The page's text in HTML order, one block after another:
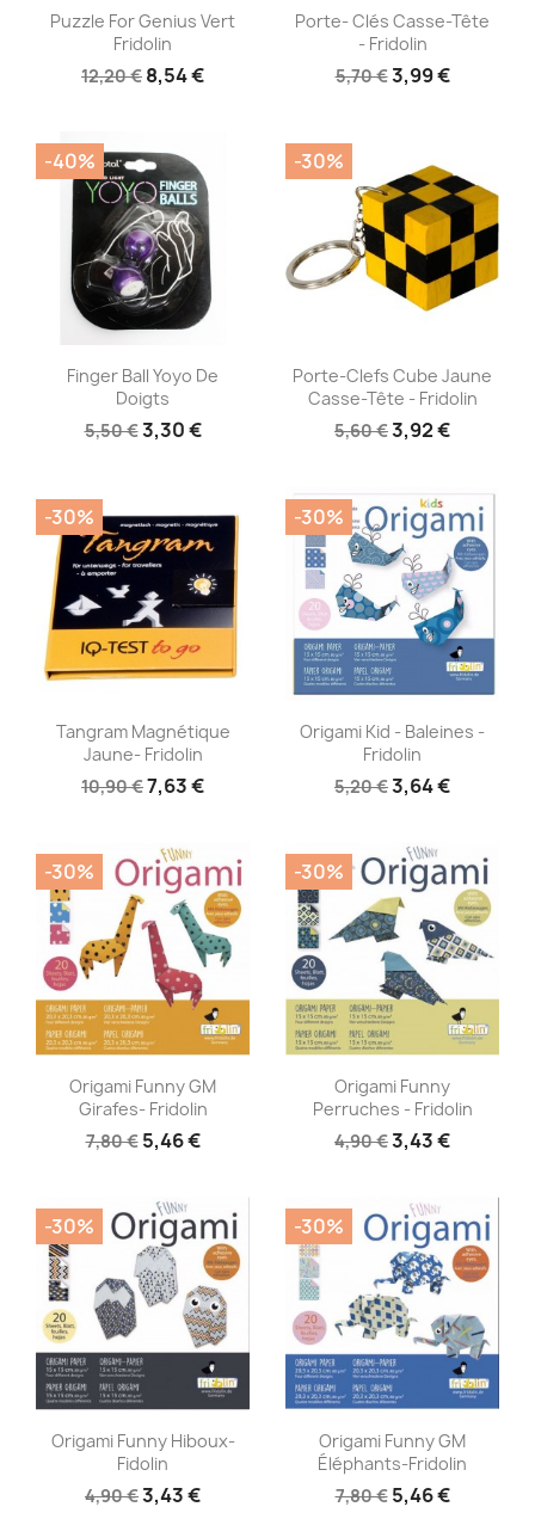
Aperçu rapide
Puzzle For Genius Vert
Fridolin
12,20 € 8,54 €
Aperçu rapide
Porte- Clés Casse-Tête
- Fridolin
5,70 €3,99 €
Aperçu rapide
Finger Ball Yoyo De
Doigts
5,50 €3,30 €
-40%
Aperçu rapide
Porte-Clefs Cube Jaune
Casse-Tête - Fridolin
5,60 €3,92 €
-30%
Aperçu rapide
Tangram Magnétique
Jaune- Fridolin
10,90 €7,63 €
-30%
Aperçu rapide
Origami Kid - Baleines -
Fridolin
5,20 €3,64 €
-30%
Aperçu rapide
Origami Funny GM
Girafes- Fridolin
7,80 € 5,46 €
-30%
Aperçu rapide
Origami Funny
Perruches - Fridolin
4,90 €3,43 €
-30%
Aperçu rapide
Origami Funny Hiboux-
Fidolin
4,90 €3,43 €
-30%
Aperçu rapide
Origami Funny GM
Éléphants-Fridolin
7,80 € 5,46 €
-30%